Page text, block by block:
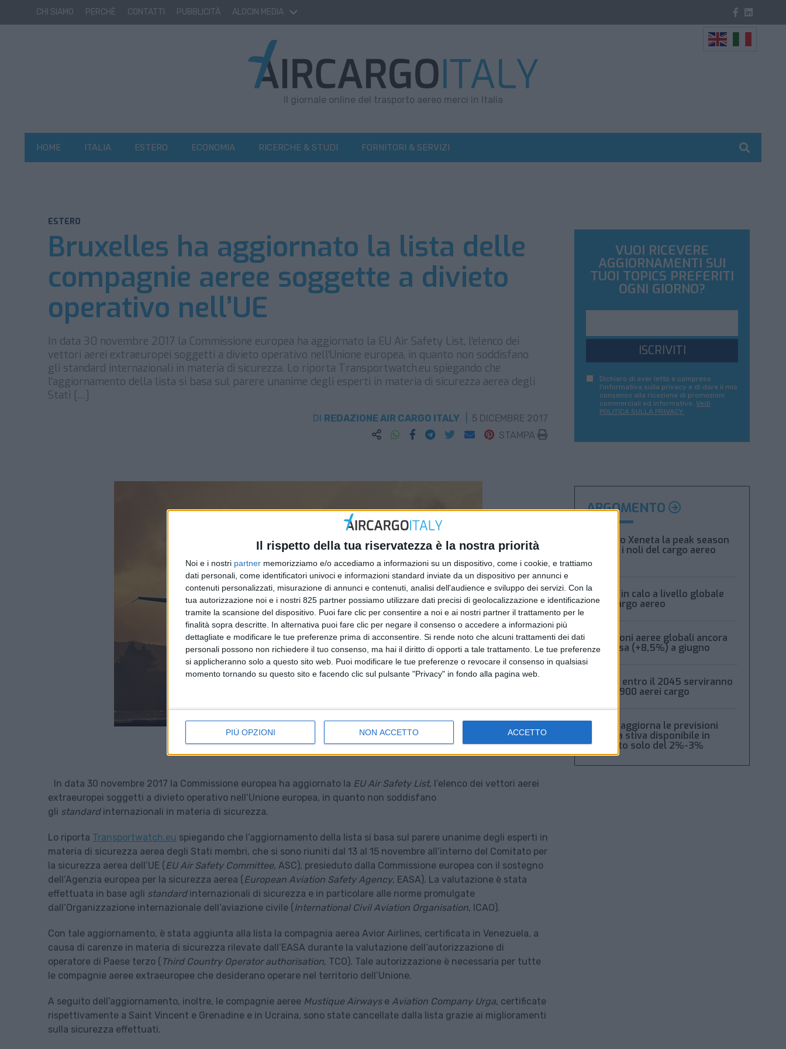
Il rispetto della tua riservatezza è la nostra priorità
Noi e i nostri partner memorizziamo e/o accediamo a informazioni su un dispositivo, come i cookie, e trattiamo
dati personali, come identificatori univoci e informazioni standard inviate da un dispositivo per annunci e
contenuti personalizzati, misurazione di annunci e contenuti, analisi dell'audience e sviluppo dei servizi. Con la
tua autorizzazione noi e i nostri 825 partner possiamo utilizzare dati precisi di geolocalizzazione e identificazione
tramite la scansione del dispositivo. Puoi fare clic per consentire a noi e ai nostri partner il trattamento per le
finalità sopra descritte. In alternativa puoi fare clic per negare il consenso o accedere a informazioni più
dettagliate e modificare le tue preferenze prima di acconsentire. Si rende noto che alcuni trattamenti dei dati
personali possono non richiedere il tuo consenso, ma hai il diritto di opporti a tale trattamento. Le tue preferenze
si applicheranno solo a questo sito web. Puoi modificare le tue preferenze o revocare il consenso in qualsiasi
momento tornando su questo sito e facendo clic sul pulsante "Privacy" in fondo alla pagina web.
PIÙ OPZIONI NON ACCETTO ACCETTO
CHI SIAMO PERCHÈ CONTATTI PUBBLICITÀ ALOCIN MEDIA
Il giornale online del trasporto aereo merci in Italia
HOME ITALIA ESTERO ECONOMIA RICERCHE & STUDI FORNITORI & SERVIZI
ESTERO
Bruxelles ha aggiornato la lista delle
compagnie aeree soggette a divieto
operativo nell’UE
In data 30 novembre 2017 la Commissione europea ha aggiornato la EU Air Safety List, l’elenco dei
vettori aerei extraeuropei soggetti a divieto operativo nell’Unione europea, in quanto non soddisfano
gli standard internazionali in materia di sicurezza. Lo riporta Transportwatch.eu spiegando che
l’aggiornamento della lista si basa sul parere unanime degli esperti in materia di sicurezza aerea degli
Stati […]
DI REDAZIONE AIR CARGO ITALY
5 DICEMBRE 2017
STAMPA
In data 30 novembre 2017 la Commissione europea ha aggiornato la EU Air Safety List, l’elenco dei vettori aerei
extraeuropei soggetti a divieto operativo nell’Unione europea, in quanto non soddisfano
gli standardinternazionali in materia di sicurezza.
Lo riporta Transportwatch.eu spiegando che l’aggiornamento della lista si basa sul parere unanime degli esperti in
materia di sicurezza aerea degli Stati membri, che si sono riuniti dal 13 al 15 novembre all’interno del Comitato per
la sicurezza aerea dell’UE ( EU Air Safety Committee, ASC), presieduto dalla Commissione europea con il sostegno
dell’Agenzia europea per la sicurezza aerea ( European Aviation Safety Agency, EASA). La valutazione è stata
effettuata in base agli standardinternazionali di sicurezza e in particolare alle norme promulgate
dall’Organizzazione internazionale dell’aviazione civile ( International Civil Aviation Organisation, ICAO).
Con tale aggiornamento, è stata aggiunta alla lista la compagnia aerea Avior Airlines, certificata in Venezuela, a
causa di carenze in materia di sicurezza rilevate dall’EASA durante la valutazione dell’autorizzazione di
operatore di Paese terzo ( Third Country Operator authorisation, TCO). Tale autorizzazione è necessaria per tutte
le compagnie aeree extraeuropee che desiderano operare nel territorio dell’Unione.
A seguito dell’aggiornamento, inoltre, le compagnie aeree Mustique Airwayse Aviation Company Urga, certificate
rispettivamente a Saint Vincent e Grenadine e in Ucraina, sono state cancellate dalla lista grazie ai miglioramenti
sulla sicurezza effettuati.
VUOI RICEVERE
AGGIORNAMENTI SUI
TUOI TOPICS PREFERITI
OGNI GIORNO?
ISCRIVITI
Dichiaro di aver letto e compreso
l'informativa sulla privacy e di dare il mio
consenso alla ricezione di promozioni
commerciali ed informative. Vedi
POLITICA SULLA PRIVACY.
ARGOMENTO
Secondo Xeneta la peak season
frena e i noli del cargo aereo
calano
Volumi in calo a livello globale
per il cargo aereo
Spedizioni aeree globali ancora
in ripresa (+8,5%) a giugno
Boeing: entro il 2045 serviranno
oltre 2.900 aerei cargo
Xeneta aggiorna le previsioni
2026: la stiva disponibile in
aumento solo del 2%-3%